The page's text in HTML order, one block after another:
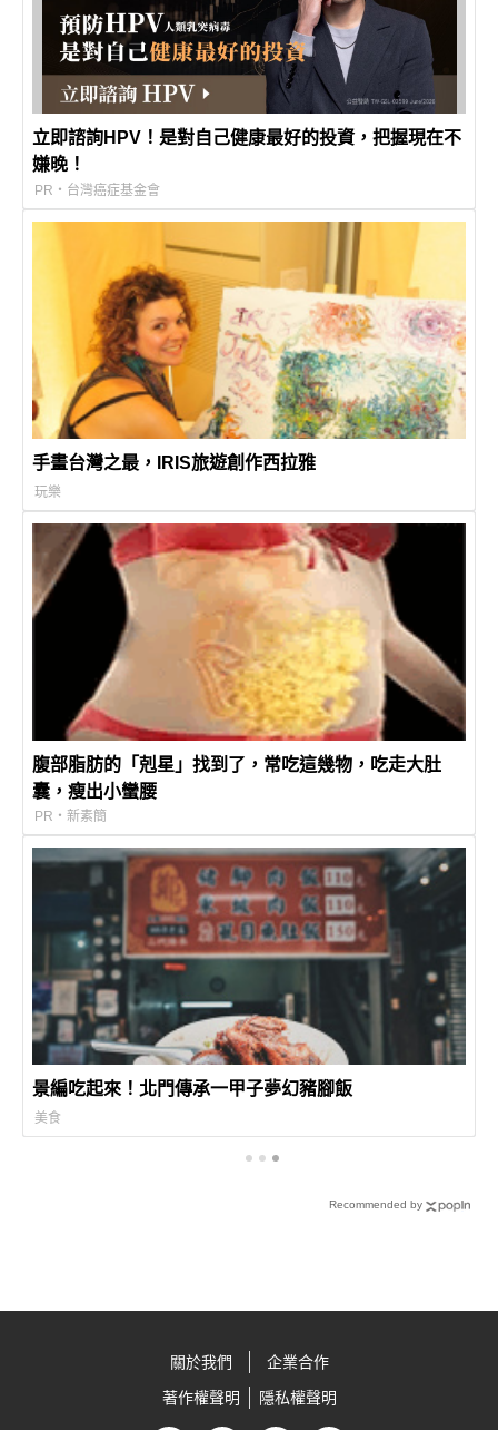
立即諮詢HPV！是對自己健康最好的投資，把握現在不
嫌晚！
PR・台灣癌症基金會
手畫台灣之最，IRIS旅遊創作西拉雅
玩樂
腹部脂肪的「剋星」找到了，常吃這幾物，吃走大肚
囊，瘦出小蠻腰
PR・新素簡
景編吃起來！北門傳承一甲子夢幻豬腳飯
美食
Recommended by
關於我們
企業合作
著作權聲明
隱私權聲明